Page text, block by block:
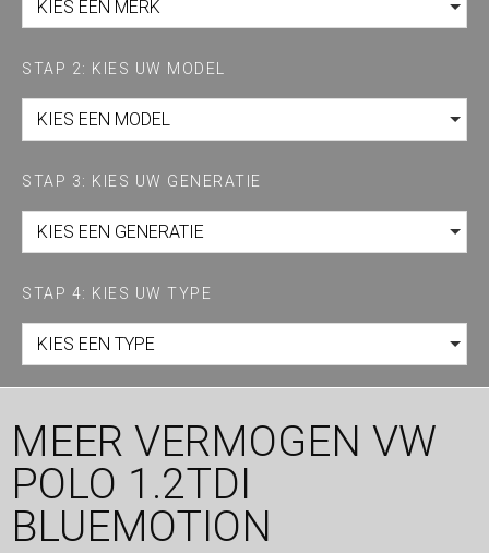
KIES EEN MERK
STAP 2: KIES UW MODEL
KIES EEN MODEL
STAP 3: KIES UW GENERATIE
KIES EEN GENERATIE
STAP 4: KIES UW TYPE
KIES EEN TYPE
MEER VERMOGEN VW
POLO 1.2TDI
BLUEMOTION